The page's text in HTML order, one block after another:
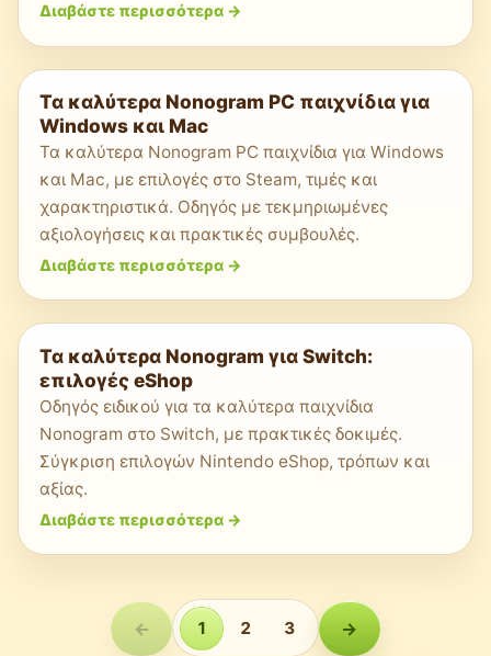
Διαβάστε περισσότερα ->
Τα καλύτερα Nonogram PC παιχνίδια για
Windows και Mac
Τα καλύτερα Nonogram PC παιχνίδια για Windows
και Mac, με επιλογές στο Steam, τιμές και
χαρακτηριστικά. Οδηγός με τεκμηριωμένες
αξιολογήσεις και πρακτικές συμβουλές.
Διαβάστε περισσότερα ->
Τα καλύτερα Nonogram για Switch:
επιλογές eShop
Οδηγός ειδικού για τα καλύτερα παιχνίδια
Nonogram στο Switch, με πρακτικές δοκιμές.
Σύγκριση επιλογών Nintendo eShop, τρόπων και
αξίας.
Διαβάστε περισσότερα ->
← 1 2 3 →